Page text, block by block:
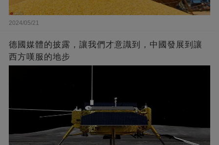
2024/05/21
德國媒體的披露，讓我們才意識到，中國發展到讓
西方嘆服的地步